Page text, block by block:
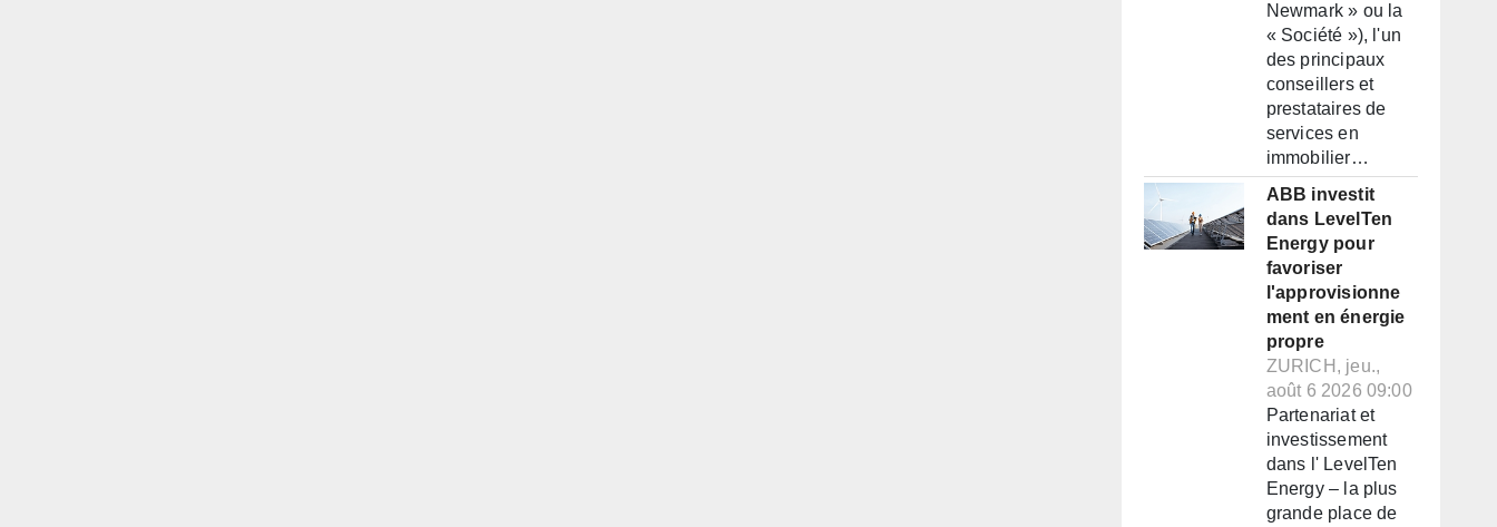
Newmark » ou la
« Société »), l'un
des principaux
conseillers et
prestataires de
services en
immobilier…
ABB investit
dans LevelTen
Energy pour
favoriser
l'approvisionne
ment en énergie
propre
ZURICH, jeu.,
août 6 2026 09:00
Partenariat et
investissement
dans l' LevelTen
Energy – la plus
grande place de